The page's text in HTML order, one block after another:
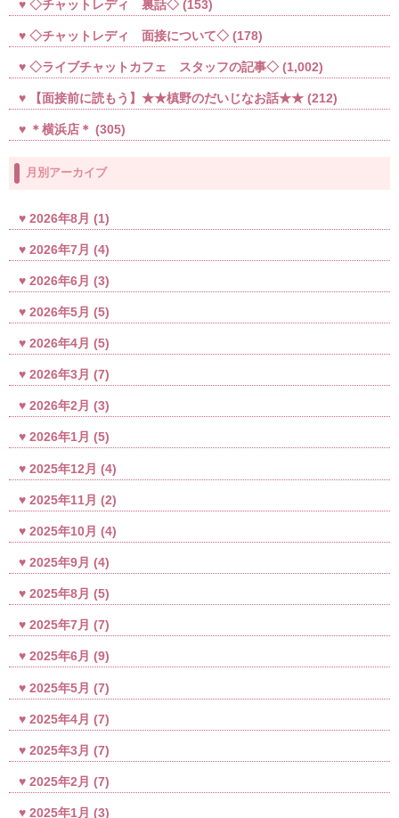
◇チャットレディ 裏話◇ (153)
◇チャットレディ 面接について◇ (178)
◇ライブチャットカフェ スタッフの記事◇ (1,002)
【面接前に読もう】★★槙野のだいじなお話★★ (212)
＊横浜店＊ (305)
月別アーカイブ
2026年8月 (1)
2026年7月 (4)
2026年6月 (3)
2026年5月 (5)
2026年4月 (5)
2026年3月 (7)
2026年2月 (3)
2026年1月 (5)
2025年12月 (4)
2025年11月 (2)
2025年10月 (4)
2025年9月 (4)
2025年8月 (5)
2025年7月 (7)
2025年6月 (9)
2025年5月 (7)
2025年4月 (7)
2025年3月 (7)
2025年2月 (7)
2025年1月 (3)